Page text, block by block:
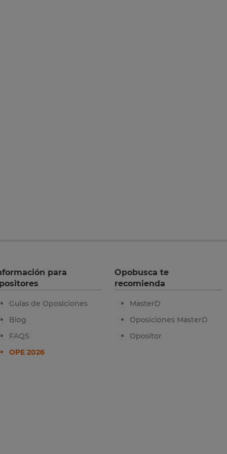
para
Guías de Oposiciones
Blog
FAQS
OPE 2026
Opobusca te
recomienda
MasterD
Oposiciones MasterD
Opositor